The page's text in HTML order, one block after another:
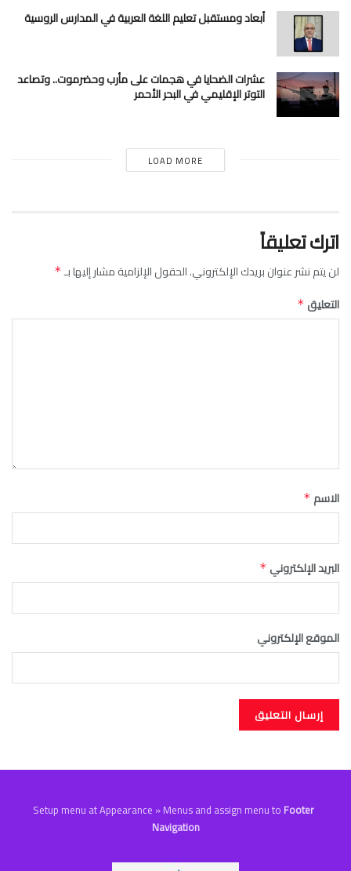
أبعاد ومستقبل تعليم اللغة العربية في المدارس الروسية
عشرات الضحايا في هجمات على مأرب وحضرموت.. وتصاعد
التوتر الإقليمي في البحر الأحمر
LOAD MORE
اترك تعليقاً
لن يتم نشر عنوان بريدك الإلكتروني.الحقول الإلزامية مشار إليها بـ*
التعليق *
الاسم *
البريد الإلكتروني *
الموقع الإلكتروني
Setup menu at Appearance » Menus and assign menu to Footer
Navigation